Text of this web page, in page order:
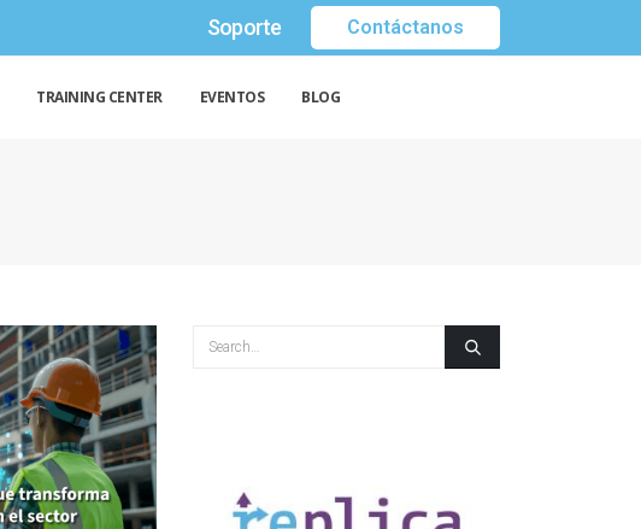
Soporte Contáctanos
TRAINING CENTER EVENTOS BLOG